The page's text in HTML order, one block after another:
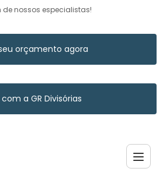
nossos especialistas!
orçamento agora
com a GR Divisórias